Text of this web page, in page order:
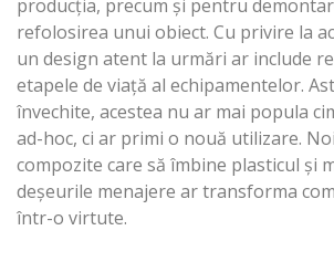
producția, precum și pentru
refolosirea unui obiect. Cu privire la
un design atent la urmări ar include
etapele de viață al echipamentelor.
învechite, acestea nu ar mai popula
ad-hoc, ci ar primi o nouă utilizare.
compozite care să îmbine plasticul și
deșeurile menajere ar transforma
într-o virtute.